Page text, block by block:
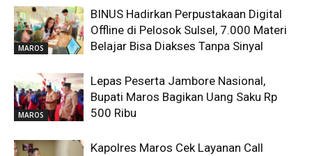
MAROS
BINUS Hadirkan Perpustakaan Digital
Offline di Pelosok Sulsel, 7.000 Materi
Belajar Bisa Diakses Tanpa Sinyal
MAROS
Lepas Peserta Jambore Nasional,
Bupati Maros Bagikan Uang Saku Rp
500 Ribu
Kapolres Maros Cek Layanan Call